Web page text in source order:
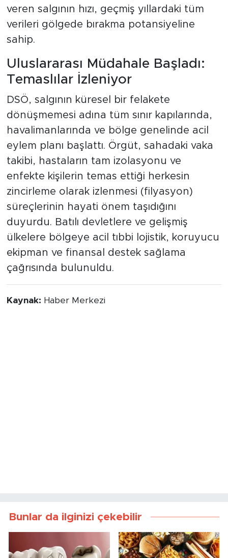
veren salgının hızı, geçmiş yıllardaki tüm
verileri gölgede bırakma potansiyeline
sahip.
Uluslararası Müdahale Başladı:
Temaslılar İzleniyor
DSÖ, salgının küresel bir felakete
dönüşmemesi adına tüm sınır kapılarında,
havalimanlarında ve bölge genelinde acil
eylem planı başlattı. Örgüt, sahadaki vaka
takibi, hastaların tam izolasyonu ve
enfekte kişilerin temas ettiği herkesin
zincirleme olarak izlenmesi (filyasyon)
süreçlerinin hayati önem taşıdığını
duyurdu. Batılı devletlere ve gelişmiş
ülkelere bölgeye acil tıbbi lojistik, koruyucu
ekipman ve finansal destek sağlama
çağrısında bulunuldu.
Kaynak: Haber Merkezi
Bunlar da ilginizi çekebilir